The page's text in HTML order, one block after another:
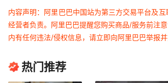
内容声明：阿里巴巴中国站为第三方交易平台及
经营者负责。阿里巴巴提醒您购买商品/服务前注
内有任何违法/侵权信息，请立即向阿里巴巴举报并
热门推荐